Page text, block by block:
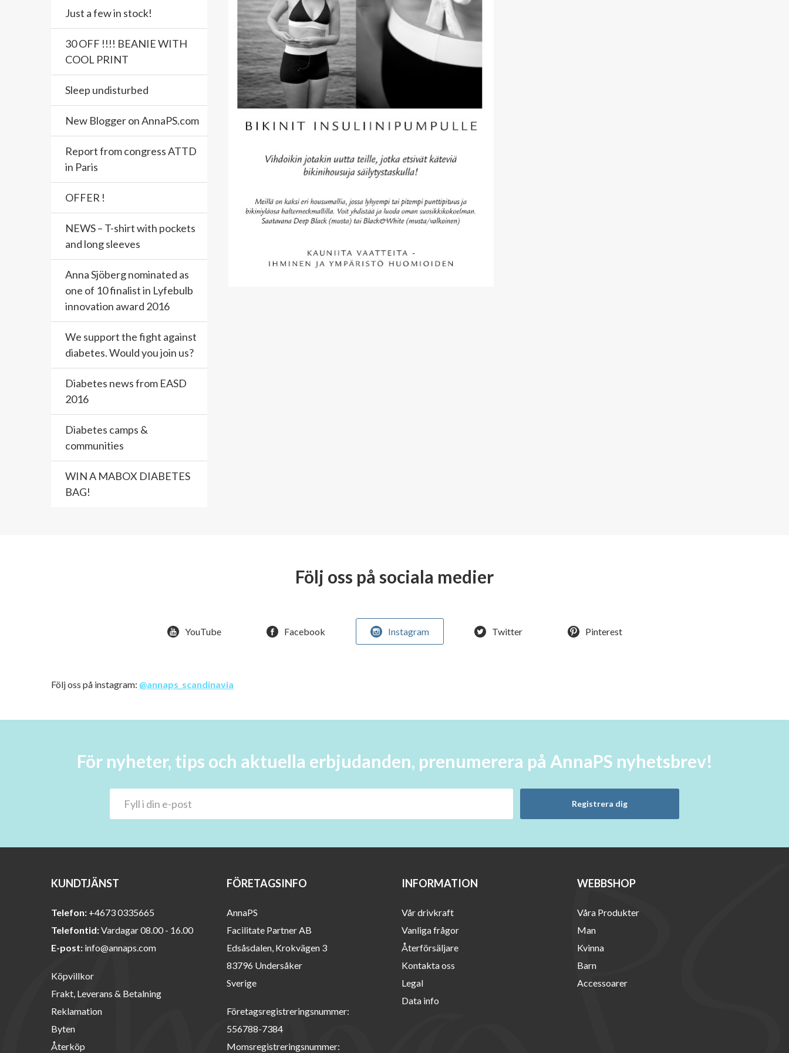
Just a few in stock!
30 OFF !!!! BEANIE WITH
COOL PRINT
Sleep undisturbed
New Blogger on AnnaPS.com
Report from congress ATTD
in Paris
OFFER !
NEWS – T-shirt with pockets
and long sleeves
Anna Sjöberg nominated as
one of 10 finalist in Lyfebulb
innovation award 2016
We support the fight against
diabetes. Would you join us?
Diabetes news from EASD
2016
Diabetes camps &
communities
WIN A MABOX DIABETES
BAG!
Följ oss på sociala medier
YouTube Facebook Instagram Twitter Pinterest
Följ oss på instagram: @annaps_scandinavia
För nyheter, tips och aktuella erbjudanden, prenumerera på AnnaPS nyhetsbrev!
Registrera dig
KUNDTJÄNST
Telefon: +4673 0335665
Telefontid:Vardagar 08.00 - 16.00
E-post: info@annaps.com
Köpvillkor
Frakt, Leverans & Betalning
Reklamation
Byten
Återköp
FÖRETAGSINFO
AnnaPS
Facilitate Partner AB
Edsåsdalen, Krokvägen 3
83796 Undersåker
Sverige
Företagsregistreringsnummer:
556788-7384
Momsregistreringsnummer:
INFORMATION
Vår drivkraft
Vanliga frågor
Återförsäljare
Kontakta oss
Legal
Data info
WEBBSHOP
Våra Produkter
Man
Kvinna
Barn
Accessoarer